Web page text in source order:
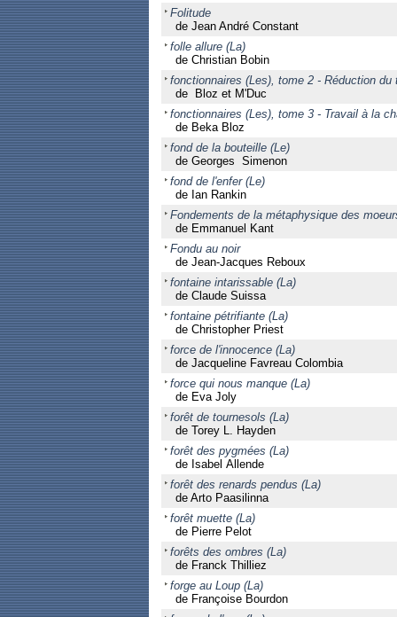
Folitude
de Jean André Constant
folle allure (La)
de Christian Bobin
fonctionnaires (Les), tome 2 - Réduction du
de Bloz et M'Duc
fonctionnaires (Les), tome 3 - Travail à la
de Beka Bloz
fond de la bouteille (Le)
de Georges Simenon
fond de l'enfer (Le)
de Ian Rankin
Fondements de la métaphysique des
de Emmanuel Kant
Fondu au noir
de Jean-Jacques Reboux
fontaine intarissable (La)
de Claude Suissa
fontaine pétrifiante (La)
de Christopher Priest
force de l'innocence (La)
de Jacqueline Favreau Colombia
force qui nous manque (La)
de Eva Joly
forêt de tournesols (La)
de Torey L. Hayden
forêt des pygmées (La)
de Isabel Allende
forêt des renards pendus (La)
de Arto Paasilinna
forêt muette (La)
de Pierre Pelot
forêts des ombres (La)
de Franck Thilliez
forge au Loup (La)
de Françoise Bourdon